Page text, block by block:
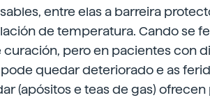
entre elas a barreira
de temperatura. Cando se
pero en pacientes con
quedar deteriorado e as
(apósitos e teas de gas)